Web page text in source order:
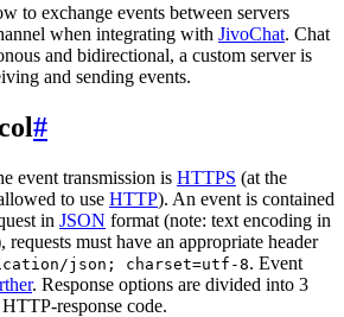
to exchange events between servers
when integrating with JivoChat. Chat
and bidirectional, a custom server is
and sending events.
#
event transmission is HTTPS (at the
to use HTTP). An event is contained
in JSON format (note: text encoding in
requests must have an appropriate header
json; charset=utf-8. Event
. Response options are divided into 3
response code.